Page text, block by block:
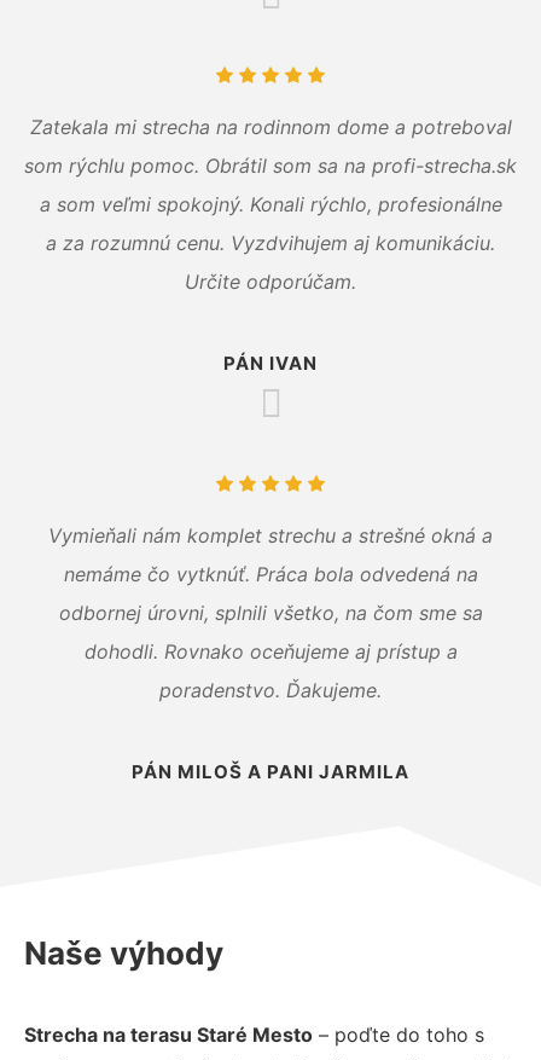
Zatekala mi strecha na rodinnom dome a potreboval
som rýchlu pomoc. Obrátil som sa na profi-strecha.sk
a som veľmi spokojný. Konali rýchlo, profesionálne
a za rozumnú cenu. Vyzdvihujem aj komunikáciu.
Určite odporúčam.
PÁN IVAN
Vymieňali nám komplet strechu a strešné okná a
nemáme čo vytknúť. Práca bola odvedená na
odbornej úrovni, splnili všetko, na čom sme sa
dohodli. Rovnako oceňujeme aj prístup a
poradenstvo. Ďakujeme.
PÁN MILOŠ A PANI JARMILA
Naše výhody
Strecha na terasu Staré Mesto – poďte do toho s